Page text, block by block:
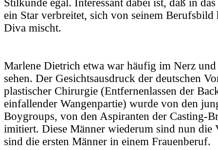
Stilkunde egal. Interessant dabei ist, daß in
ein Star verbreitet, sich von seinem Berufsbild
Diva mischt.
Marlene Dietrich etwa war häufig im Nerz
sehen. Der Gesichtsausdruck der deutschen
plastischer Chirurgie (Entfernenlassen der
einfallender Wangenpartie) wurde von den
Boygroups, von den Aspiranten der Casting-
imitiert. Diese Männer wiederum sind nun die
sind die ersten Männer in einem Frauenberuf.